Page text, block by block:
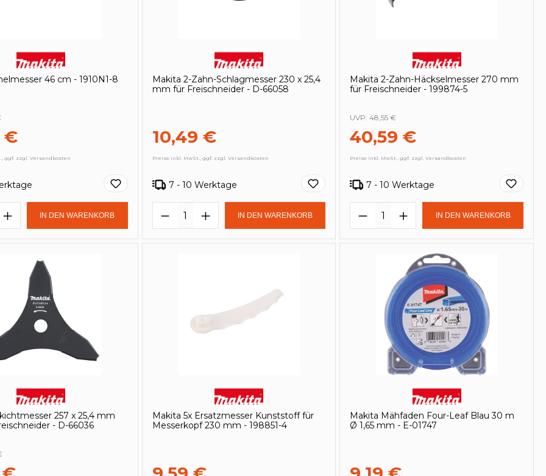
46 cm - 1910N1-8
€
ggf. zzgl. Versandkosten
Anzahl: Gib den gewünschten Wert ein oder benutze die Schaltflächen
IN DEN WARENKORB
Makita 2-Zahn-Schlagmesser 230 x 25,4
mm für Freischneider - D-66058
10,49 €
Preise inkl. MwSt., ggf. zzgl. Versandkosten
7 - 10 Werktage
Produkt Anzahl: Gib den gewünschten Wert ein
IN DEN WARENKORB
Makita 2-Zahn-Häckselmesser 270 mm
für Freischneider - 199874-5
40,59 €
UVP:48,55 €
Preise inkl. MwSt., ggf. zzgl. Versandkosten
7 - 10 Werktage
Produkt Anzahl: Gib den
IN DEN WARENKORB
257 x 25,4 mm
- D-66036
Makita 5x Ersatzmesser Kunststoff für
Messerkopf 230 mm - 198851-4
Makita Mähfaden Four-Leaf Blau 30 m
Ø 1,65 mm - E-01747